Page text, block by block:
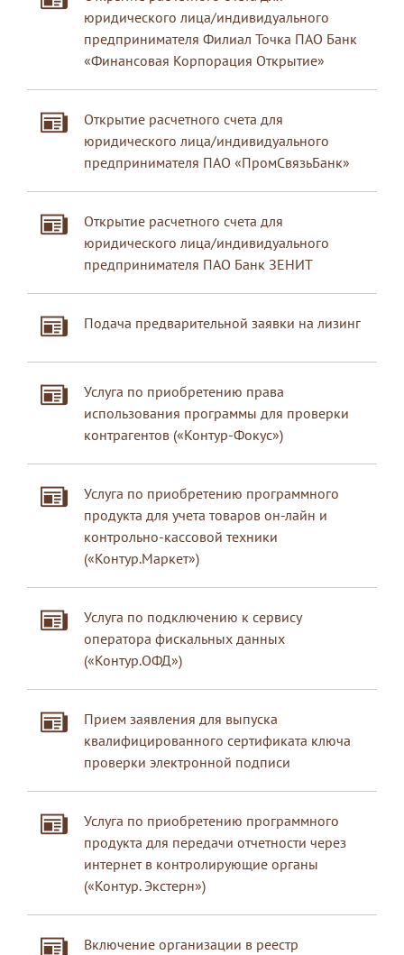
юридического лица/индивидуального
предпринимателя Филиал Точка ПАО Банк
«Финансовая Корпорация Открытие»
Открытие расчетного счета для
юридического лица/индивидуального
предпринимателя ПАО «ПромСвязьБанк»
Открытие расчетного счета для
юридического лица/индивидуального
предпринимателя ПАО Банк ЗЕНИТ
Подача предварительной заявки на лизинг
Услуга по приобретению права
использования программы для проверки
контрагентов («Контур-Фокус»)
Услуга по приобретению программного
продукта для учета товаров он-лайн и
контрольно-кассовой техники
(«Контур.Маркет»)
Услуга по подключению к сервису
оператора фискальных данных
(«Контур.ОФД»)
Прием заявления для выпуска
квалифицированного сертификата ключа
проверки электронной подписи
Услуга по приобретению программного
продукта для передачи отчетности через
интернет в контролирующие органы
(«Контур. Экстерн»)
Включение организации в реестр